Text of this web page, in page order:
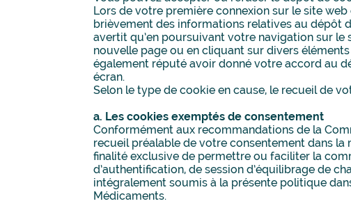
Lors de votre première connexion sur le site
brièvement des informations relatives au dépôt
avertit qu’en poursuivant votre navigation sur
nouvelle page ou en cliquant sur divers
également réputé avoir donné votre accord au
écran.
Selon le type de cookie en cause, le recueil de
a. Les cookies exemptés de consentement
Conformément aux recommandations de la
recueil préalable de votre consentement dans
finalité exclusive de permettre ou faciliter la
d’authentification, de session d’équilibrage de
intégralement soumis à la présente politique
Médicaments.